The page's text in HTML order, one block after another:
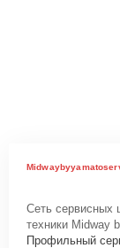
Сеть сервисных
техники Midway
Профильный